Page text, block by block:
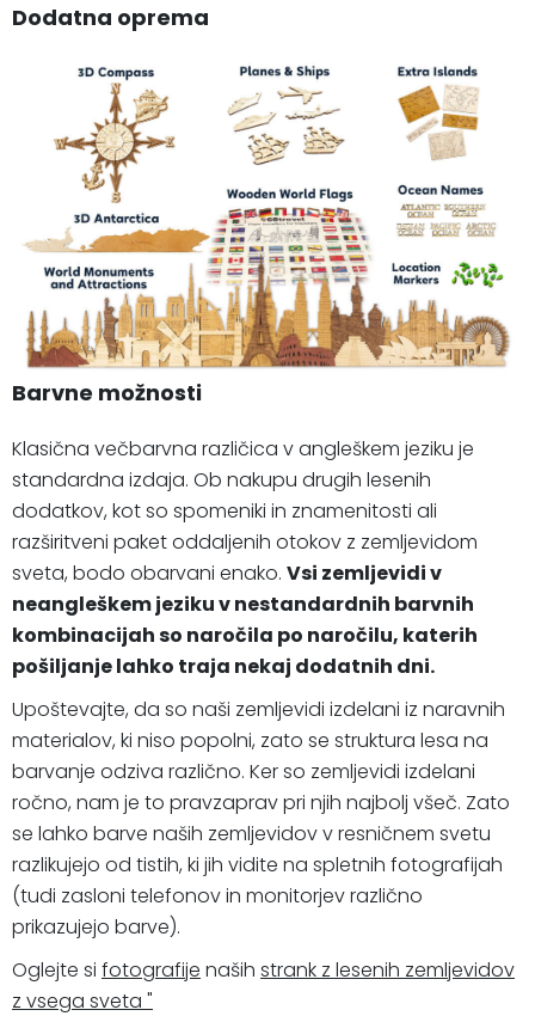
Dodatna oprema
Barvne možnosti
Klasična večbarvna različica v angleškem jeziku je
standardna izdaja. Ob nakupu drugih lesenih
dodatkov, kot so spomeniki in znamenitosti ali
razširitveni paket oddaljenih otokov z zemljevidom
sveta, bodo obarvani enako. Vsi zemljevidi v
neangleškem jeziku v nestandardnih barvnih
kombinacijah so naročila po naročilu, katerih
pošiljanje lahko traja nekaj dodatnih dni.
Upoštevajte, da so naši zemljevidi izdelani iz naravnih
materialov, ki niso popolni, zato se struktura lesa na
barvanje odziva različno. Ker so zemljevidi izdelani
ročno, nam je to pravzaprav pri njih najbolj všeč. Zato
se lahko barve naših zemljevidov v resničnem svetu
razlikujejo od tistih, ki jih vidite na spletnih fotografijah
(tudi zasloni telefonov in monitorjev različno
prikazujejo barve).
Oglejte si fotografije naših strank z lesenih zemljevidov
z vsega sveta "